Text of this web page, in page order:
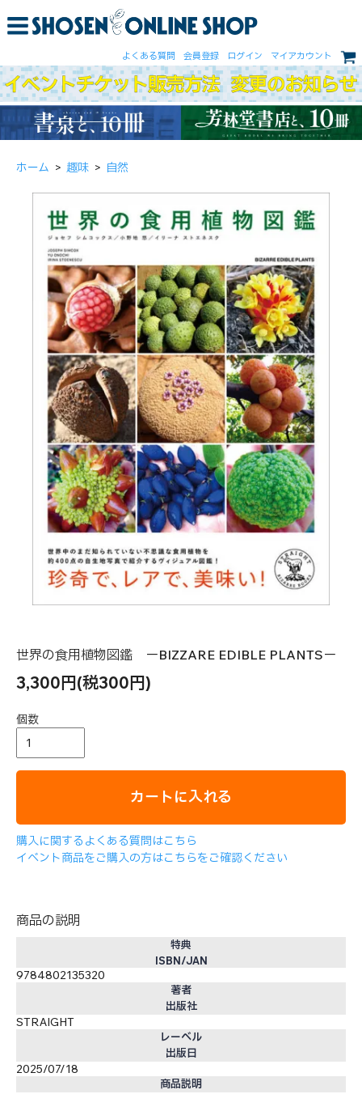
よくある質問 会員登録 ログイン マイアカウント
ホーム > 趣味 > 自然
世界の食用植物図鑑 ーBIZZARE EDIBLE PLANTSー
3,300円(税300円)
個数
カートに入れる
購入に関するよくある質問はこちら
イベント商品をご購入の方はこちらをご確認ください
商品の説明
特典
ISBN/JAN
9784802135320
著者
出版社
STRAIGHT
レーベル
出版日
2025/07/18
商品説明